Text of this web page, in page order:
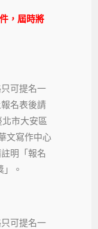
，屆時將
只可提名一
名表後請
市大安區
文寫作中心
明「報名
。
只可提名一